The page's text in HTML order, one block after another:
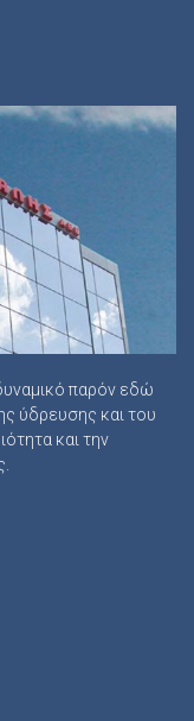
παρόν εδώ
ύδρευσης και του
και την